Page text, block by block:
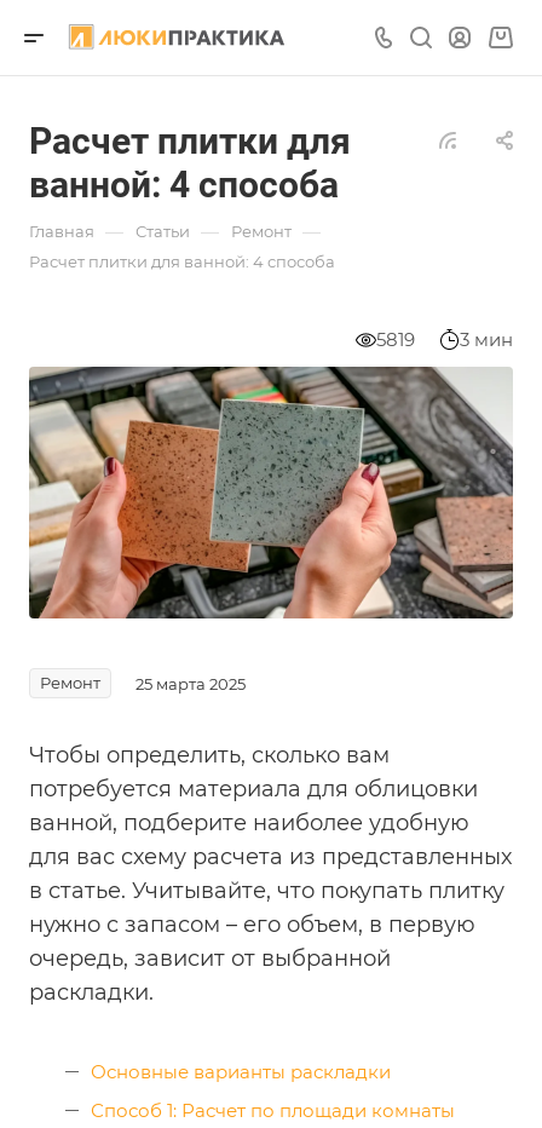
Расчет плитки для
ванной: 4 способа
Главная — Статьи — Ремонт —
Расчет плитки для ванной: 4 способа
5819 3 мин
Ремонт 25 марта 2025
Чтобы определить, сколько вам
потребуется материала для облицовки
ванной, подберите наиболее удобную
для вас схему расчета из представленных
в статье. Учитывайте, что покупать плитку
нужно с запасом – его объем, в первую
очередь, зависит от выбранной
раскладки.
Основные варианты раскладки
Способ 1: Расчет по площади комнаты